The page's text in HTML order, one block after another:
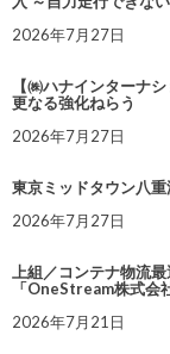
2026年7月27日
【㈱ハナインターナ
更なる強化ねらう
2026年7月27日
東京ミッドタウン八
2026年7月27日
上組／コンテナ物流
「OneStream株式会
2026年7月21日